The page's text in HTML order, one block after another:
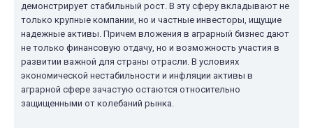
демонстрирует стабильный рост. В эту сферу вкладывают не
только крупные компании, но и частные инвесторы, ищущие
надежные активы. Причем вложения в аграрный бизнес дают
не только финансовую отдачу, но и возможность участия в
развитии важной для страны отрасли. В условиях
экономической нестабильности и инфляции активы в
аграрной сфере зачастую остаются относительно
защищенными от колебаний рынка.